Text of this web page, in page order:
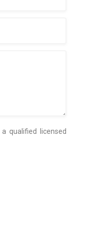
qualified licensed